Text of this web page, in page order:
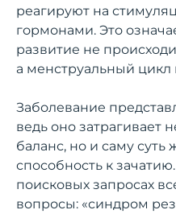
реагируют на
гормонами. Это
развитие не
а менструальный цикл
Заболевание
ведь оно затрагивает
баланс, но и саму
способность к
поисковых запросах
вопросы: «синдром